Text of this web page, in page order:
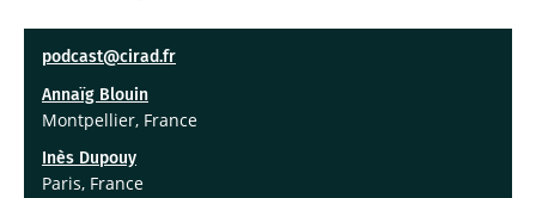
podcast@cirad.fr
Annaïg Blouin
Montpellier, France
Inès Dupouy
Paris, France